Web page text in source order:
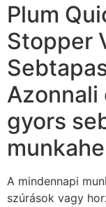
Plum
Stopper
Azonnali
gyors
A mindennapi
szúrások vagy